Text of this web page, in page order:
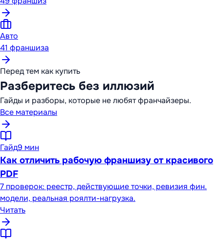
Авто
41 франшиза
Перед тем как купить
Разберитесь без иллюзий
Гайды и разборы, которые не любят франчайзеры.
Все материалы
Гайд9 мин
Как отличить рабочую франшизу от красивого
PDF
7 проверок: реестр, действующие точки, ревизия фин.
модели, реальная роялти-нагрузка.
Читать